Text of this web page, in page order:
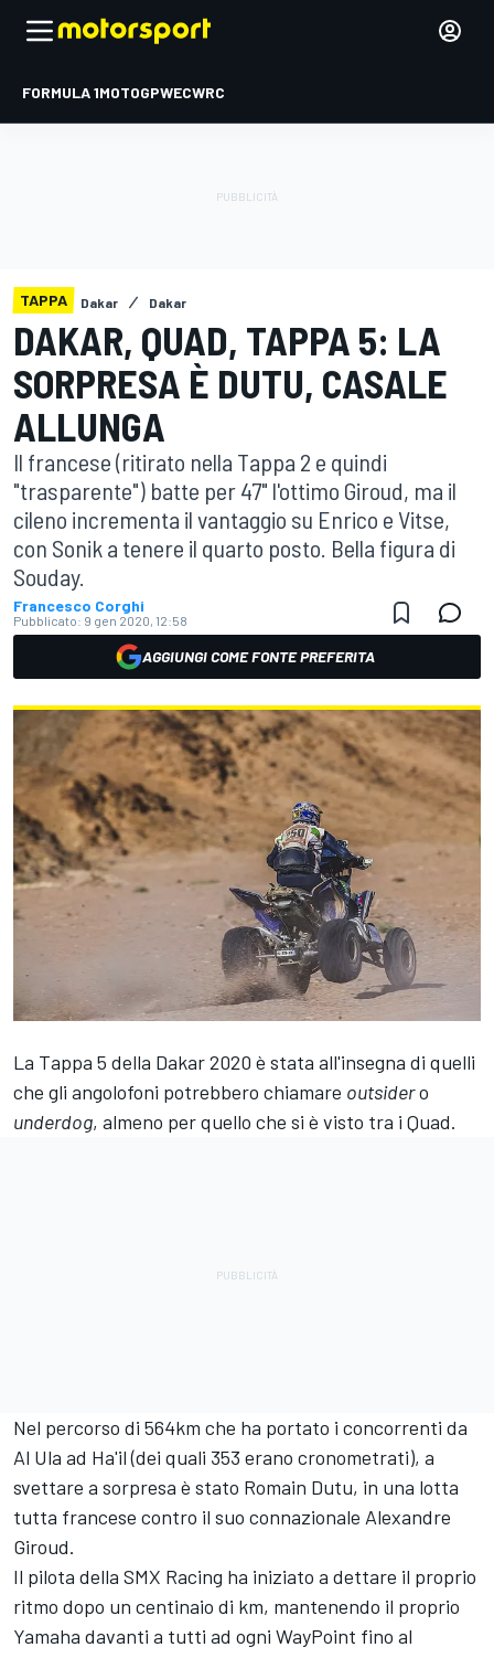
FORMULA 1MOTOGPWECWRC
TAPPA Dakar Dakar
DAKAR, QUAD, TAPPA 5: LA
SORPRESA È DUTU, CASALE
ALLUNGA
Il francese (ritirato nella Tappa 2 e quindi
"trasparente") batte per 47" l'ottimo Giroud, ma il
cileno incrementa il vantaggio su Enrico e Vitse,
con Sonik a tenere il quarto posto. Bella figura di
Souday.
Francesco Corghi
Pubblicato: 9 gen 2020, 12:58
AGGIUNGI COME FONTE PREFERITA
La Tappa 5 della Dakar 2020 è stata all'insegna di quelli
che gli angolofoni potrebbero chiamare outsidero
underdog, almeno per quello che si è visto tra i Quad.
Nel percorso di 564km che ha portato i concorrenti da
Al Ula ad Ha'il (dei quali 353 erano cronometrati), a
svettare a sorpresa è stato Romain Dutu, in una lotta
tutta francese contro il suo connazionale Alexandre
Giroud.
Il pilota della SMX Racing ha iniziato a dettare il proprio
ritmo dopo un centinaio di km, mantenendo il proprio
Yamaha davanti a tutti ad ogni WayPoint fino al